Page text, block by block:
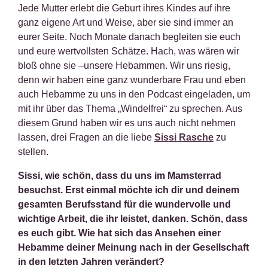
Jede Mutter erlebt die Geburt ihres Kindes auf ihre
ganz eigene Art und Weise, aber sie sind immer an
eurer Seite. Noch Monate danach begleiten sie euch
und eure wertvollsten Schätze. Hach, was wären wir
bloß ohne sie –unsere Hebammen. Wir uns riesig,
denn wir haben eine ganz wunderbare Frau und eben
auch Hebamme zu uns in den Podcast eingeladen, um
mit ihr über das Thema „Windelfrei“ zu sprechen. Aus
diesem Grund haben wir es uns auch nicht nehmen
lassen, drei Fragen an die liebe Sissi Rasche zu
stellen.
Sissi, wie schön, dass du uns im Mamsterrad
besuchst. Erst einmal möchte ich dir und deinem
gesamten Berufsstand für die wundervolle und
wichtige Arbeit, die ihr leistet, danken. Schön, dass
es euch gibt. Wie hat sich das Ansehen einer
Hebamme deiner Meinung nach in der Gesellschaft
in den letzten Jahren verändert?